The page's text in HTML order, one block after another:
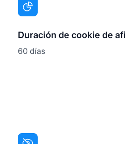
Duración de cookie de
60 días